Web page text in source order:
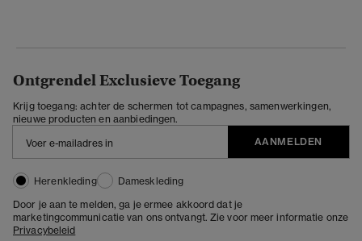
Ontgrendel Exclusieve Toegang
Krijg toegang: achter de schermen tot campagnes, samenwerkingen,
nieuwe producten en aanbiedingen.
AANMELDEN
Herenkleding
Dameskleding
Door je aan te melden, ga je ermee akkoord dat je
marketingcommunicatie van ons ontvangt. Zie voor meer informatie onze
Privacybeleid